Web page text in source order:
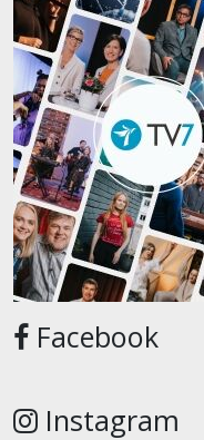
Facebook
Instagram